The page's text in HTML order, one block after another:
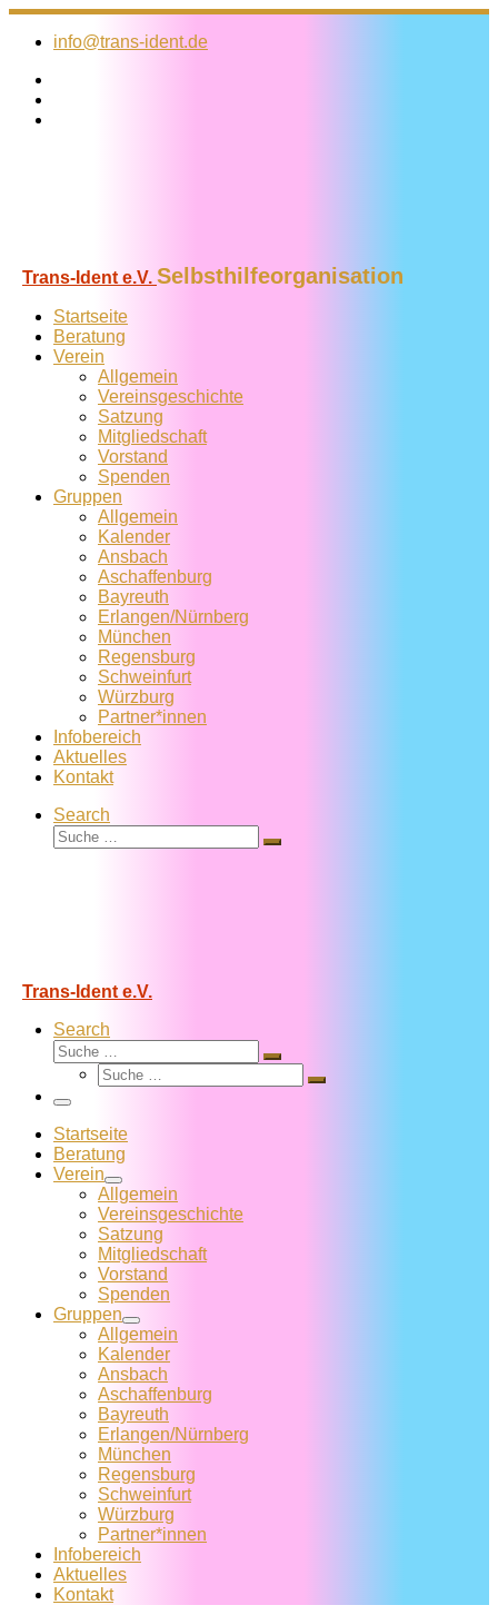
Zum
Inhalt
info@trans-ident.de
Trans-Ident e.V. Selbsthilfeorganisation
Startseite
Beratung
Verein
Allgemein
Vereins­geschichte
Satzung
Mitglied­schaft
Vorstand
Spenden
Gruppen
Allgemein
Kalender
Ansbach
Aschaffenburg
Bayreuth
Erlangen/Nürnberg
München
Regensburg
Schweinfurt
Würzburg
Partner*innen
Infobereich
Aktuelles
Kontakt
Search
Suche
Suche
Trans-Ident e.V.
Search
Suche
Suche
Suche
Suche
Menü
Startseite
Beratung
Verein
Allgemein
Vereins­geschichte
Satzung
Mitglied­schaft
Vorstand
Spenden
Gruppen
Allgemein
Kalender
Ansbach
Aschaffenburg
Bayreuth
Erlangen/Nürnberg
München
Regensburg
Schweinfurt
Würzburg
Partner*innen
Infobereich
Aktuelles
Kontakt